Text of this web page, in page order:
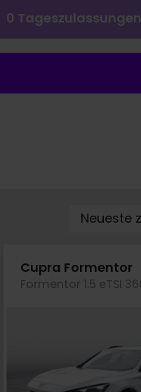
0 Tageszulassungen
merken
Cupra Formentor